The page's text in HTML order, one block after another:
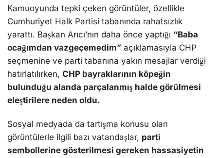
Kamuoyunda tepki çeken görüntüler, özellikle
Cumhuriyet Halk Partisi tabanında rahatsızlık
yarattı. Başkan Arıcı’nın daha önce yaptığı “Baba
ocağımdan vazgeçemedim” açıklamasıyla CHP
seçmenine ve parti tabanına yakın mesajlar verdiği
hatırlatılırken, CHP bayraklarının köpeğin
bulunduğu alanda parçalanmış halde görülmesi
eleştirilere neden oldu.
Sosyal medyada da tartışma konusu olan
görüntülerle ilgili bazı vatandaşlar, parti
sembollerine gösterilmesi gereken hassasiyetin